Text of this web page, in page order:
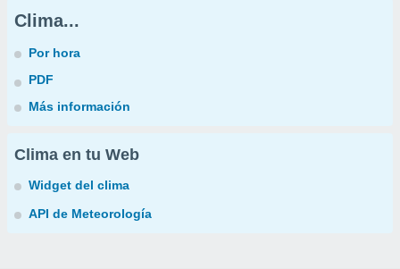
Clima...
Por hora
PDF
Más información
Clima en tu Web
Widget del clima
API de Meteorología